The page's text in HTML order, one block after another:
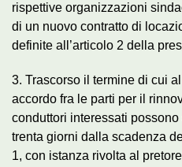
rispettive organizzazioni
di un nuovo contratto di
definite all’articolo 2 della
3. Trascorso il termine di cui
accordo fra le parti per il
conduttori interessati
trenta giorni dalla scadenza
1, con istanza rivolta al